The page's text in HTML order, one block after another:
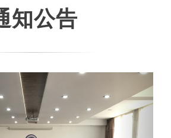
知公告
N
e
x
t